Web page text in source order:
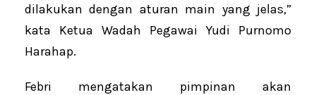
dilakukan dengan aturan main yang jelas,”
kata Ketua Wadah Pegawai Yudi Purnomo
Harahap.
Febri mengatakan pimpinan akan